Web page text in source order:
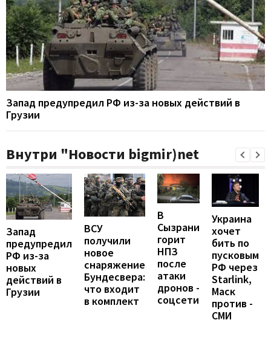
Запад предупредил РФ из-за новых действий в
Грузии
Внутри "Новости bigmir)net
Запад
предупредил
РФ из-за
новых
действий в
Грузии
ВСУ
получили
новое
снаряжение
Бундесвера:
что входит
в комплект
В
Сызрани
горит
НПЗ
после
атаки
дронов -
соцсети
Украина
хочет
бить по
пусковым
РФ через
Starlink,
Маск
против -
СМИ